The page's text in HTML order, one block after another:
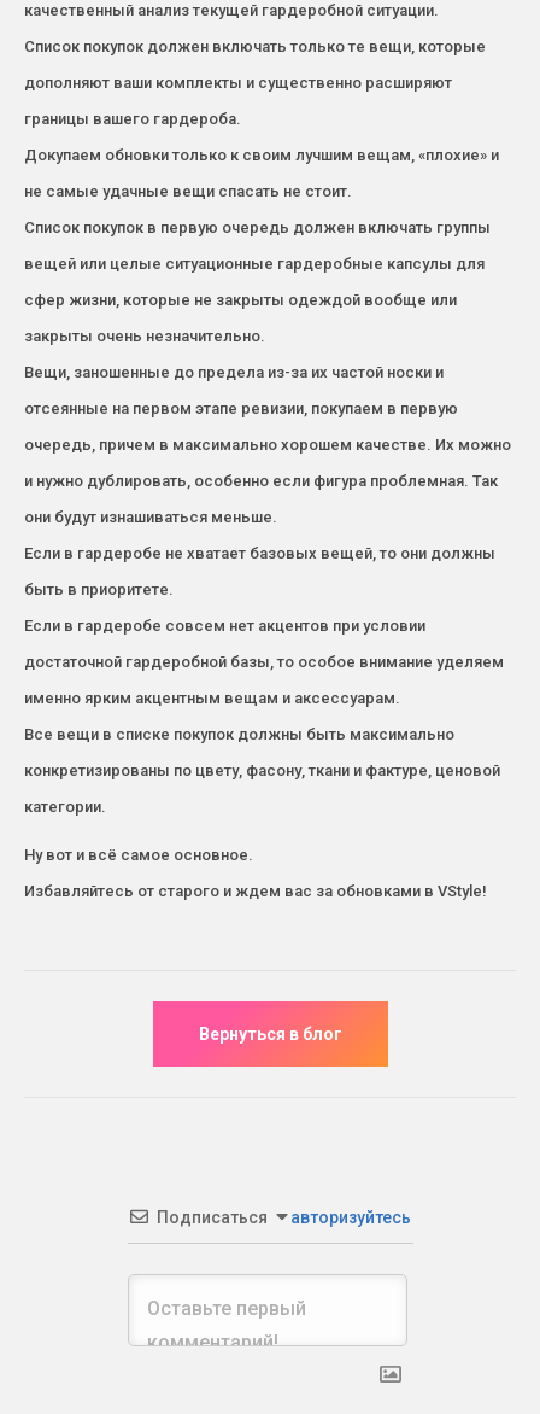
качественный анализ текущей гардеробной ситуации.
Список покупок должен включать только те вещи, которые
дополняют ваши комплекты и существенно расширяют
границы вашего гардероба.
Докупаем обновки только к своим лучшим вещам, «плохие» и
не самые удачные вещи спасать не стоит.
Список покупок в первую очередь должен включать группы
вещей или целые ситуационные гардеробные капсулы для
сфер жизни, которые не закрыты одеждой вообще или
закрыты очень незначительно.
Вещи, заношенные до предела из-за их частой носки и
отсеянные на первом этапе ревизии, покупаем в первую
очередь, причем в максимально хорошем качестве. Их можно
и нужно дублировать, особенно если фигура проблемная. Так
они будут изнашиваться меньше.
Если в гардеробе не хватает базовых вещей, то они должны
быть в приоритете.
Если в гардеробе совсем нет акцентов при условии
достаточной гардеробной базы, то особое внимание уделяем
именно ярким акцентным вещам и аксессуарам.
Все вещи в списке покупок должны быть максимально
конкретизированы по цвету, фасону, ткани и фактуре, ценовой
категории.
Ну вот и всё самое основное.
Избавляйтесь от старого и ждем вас за обновками в VStyle!
Подписаться авторизуйтесь